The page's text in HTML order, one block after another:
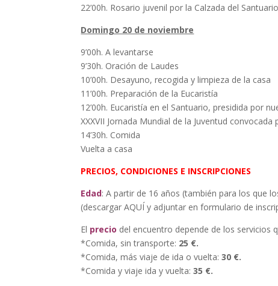
22’00h. Rosario juvenil por la Calzada del
Domingo 20 de noviembre
9’00h. A levantarse
9’30h. Oración de Laudes
10’00h. Desayuno, recogida y limpieza de la casa
11’00h. Preparación de la Eucaristía
12’00h. Eucaristía en el Santuario, presidida por
XXXVII Jornada Mundial de la Juventud
14’30h. Comida
Vuelta a casa
PRECIOS, CONDICIONES E INSCRIPCIONES
Edad: A partir de 16 años (también para los que
(descargar AQUÍ y adjuntar en formulario de
El precio del encuentro depende de los servicios
*Comida, sin transporte: 25 €.
*Comida, más viaje de ida o vuelta:30 €.
*Comida y viaje ida y vuelta:35 €.